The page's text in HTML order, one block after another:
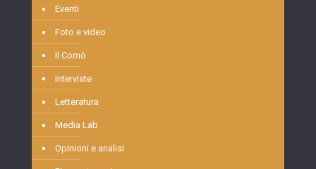
Eventi
Foto e video
Il Comò
Interviste
Letteratura
Media Lab
Opinioni e analisi